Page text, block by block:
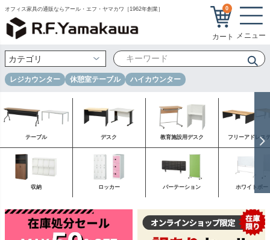
オフィス家具の通販ならアール・エフ・ヤマカワ［1962年創業］ 0
レジカウンター 休憩室テーブル ハイカウンター
テーブル デスク 教育施設用デスク フリーアドレス
収納 ロッカー パーテーション ホワイトボー